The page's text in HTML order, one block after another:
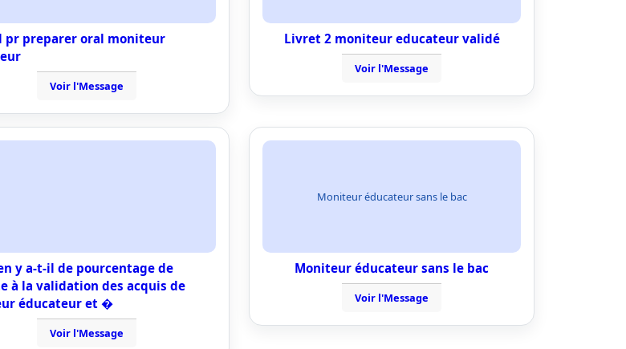
pr preparer oral moniteur
Voir l'Message
Livret 2 moniteur educateur validé
Voir l'Message
y a-t-il de pourcentage de
à la validation des acquis de
éducateur et �
Voir l'Message
Moniteur éducateur sans le bac
Moniteur éducateur sans le bac
Voir l'Message